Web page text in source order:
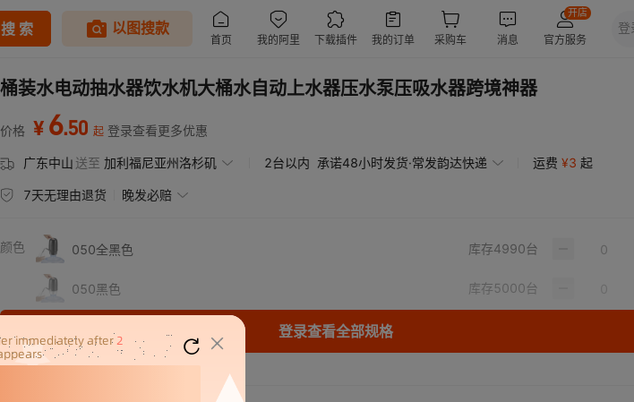
桶装水电动抽水器饮水机大桶水自动上水器压水泵压吸水器跨境神器
价格 ¥ 6.50 起 登录查看更多优惠
广东中山 送至 加利福尼亚州洛杉矶 2台以内 承诺48小时发货·常发韵达快递 运费 ¥3 起
7天无理由退货 晚发必赔
颜色 050全黑色 库存4990台
050黑色 库存5000台
登录查看全部规格